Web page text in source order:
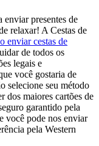
enviar presentes de
relaxar! A Cestas de
enviar cestas de
de todos os
legais e
você gostaria de
selecione seu método
dos maiores cartões de
garantido pela
você pode nos enviar
pela Western